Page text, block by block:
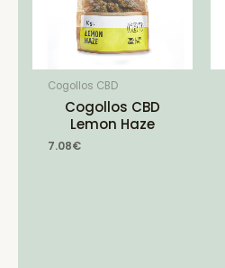
Cogollos CBD
Cogollos CBD
Lemon Haze
7.08€